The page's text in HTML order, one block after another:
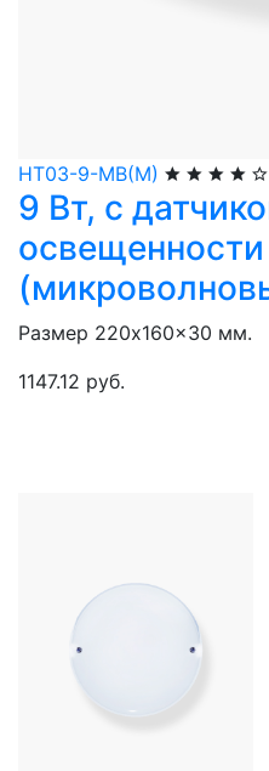
НТ03-9-МВ(М)
9 Вт, с
освещенности
Размер 220x160x30 мм.
1147.12 руб.